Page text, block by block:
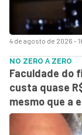
4 de agosto de 2026 -
NO ZERO A ZERO
Faculdade do
custa quase
mesmo que a